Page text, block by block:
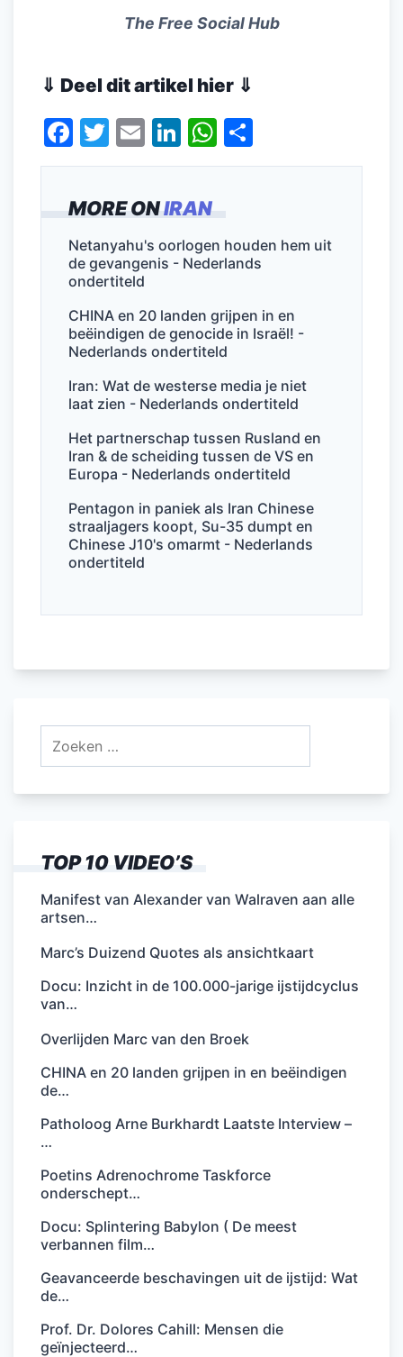
MORE ONIRAN
Netanyahu's oorlogen houden hem uit
de gevangenis - Nederlands
ondertiteld
CHINA en 20 landen grijpen in en
beëindigen de genocide in Israël! -
Nederlands ondertiteld
Iran: Wat de westerse media je niet
laat zien - Nederlands ondertiteld
Het partnerschap tussen Rusland en
Iran & de scheiding tussen de VS en
Europa - Nederlands ondertiteld
Pentagon in paniek als Iran Chinese
straaljagers koopt, Su-35 dumpt en
Chinese J10's omarmt - Nederlands
ondertiteld
The Free Social Hub
⇓ Deel dit artikel hier ⇓
F
a
e
b
o
o
k
T
w
er
E
m
l
Li
n
e
dI
n
W
h
A
p
p
el
TOP 10 VIDEO’S
Manifest van Alexander van Walraven aan alle
artsen…
Marc’s Duizend Quotes als ansichtkaart
Docu: Inzicht in de 100.000-jarige ijstijdcyclus
van…
Overlijden Marc van den Broek
CHINA en 20 landen grijpen in en beëindigen
de…
Patholoog Arne Burkhardt Laatste Interview –
…
Poetins Adrenochrome Taskforce
onderschept…
Docu: Splintering Babylon ( De meest
verbannen film…
Geavanceerde beschavingen uit de ijstijd: Wat
de…
Prof. Dr. Dolores Cahill: Mensen die
geïnjecteerd…